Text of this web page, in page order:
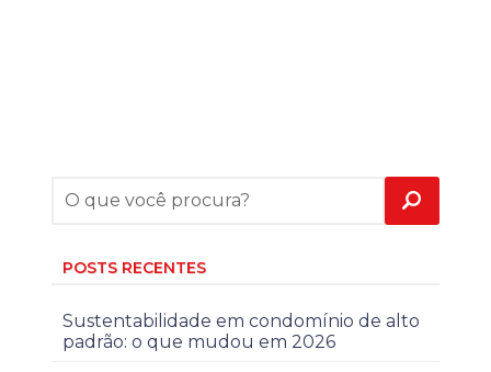
POSTS RECENTES
Sustentabilidade em condomínio de alto
padrão: o que mudou em 2026